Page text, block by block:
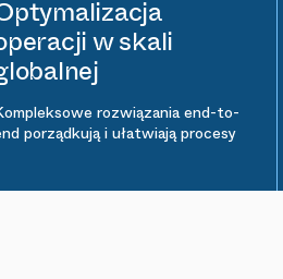
w skali
rozwiązania end-to-
porządkują i ułatwiają procesy